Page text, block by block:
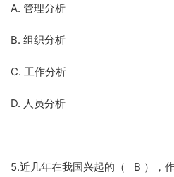
A. 管理分析
B. 组织分析
C. 工作分析
D. 人员分析
5.近几年在我国兴起的（ B ），